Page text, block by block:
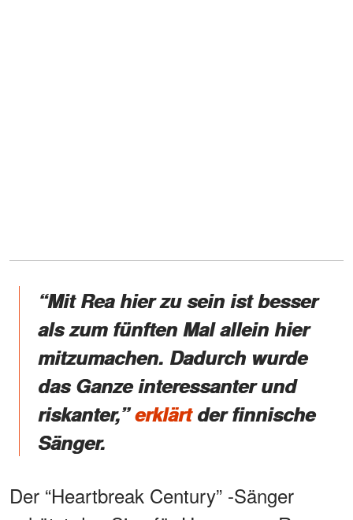
“Mit Rea hier zu sein ist besser
als zum fünften Mal allein hier
mitzumachen. Dadurch wurde
das Ganze interessanter und
riskanter,”erklärtder finnische
Sänger.
Der “Heartbreak Century” -Sänger